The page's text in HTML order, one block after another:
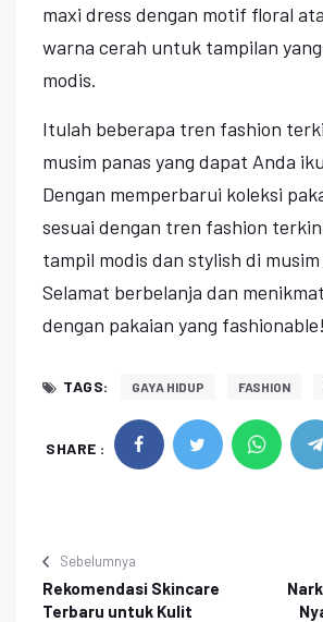
maxi dress dengan motif floral
warna cerah untuk tampilan
modis.
Itulah beberapa tren fashion
musim panas yang dapat Anda
Dengan memperbarui koleksi
sesuai dengan tren fashion
tampil modis dan stylish di
Selamat berbelanja dan
dengan pakaian yang fashionable!
TAGS: GAYA HIDUP FASHION
SHARE :
Sebelumnya
Rekomendasi Skincare
Terbaru untuk Kulit